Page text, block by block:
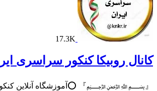
17.3K
کانال روبیکا کنکور سراسری
『﷽』 ⭕آموزشگاه آنلاین